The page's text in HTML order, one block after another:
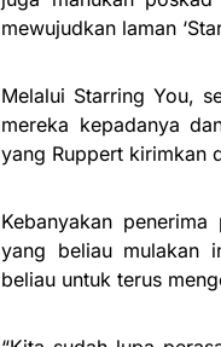
mewujudkan laman
Melalui Starring You,
mereka kepadanya
yang Ruppert kirimkan
Kebanyakan
yang beliau mulakan
beliau untuk terus